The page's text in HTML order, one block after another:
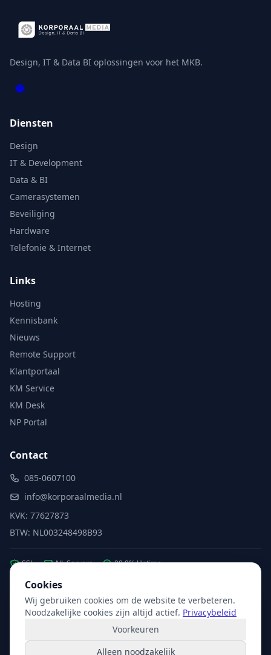
Design, IT & Data BI oplossingen voor het MKB.
Diensten
Design
IT & Development
Data & BI
Camerasystemen
Beveiliging
Hardware
Telefonie & Internet
Links
Hosting
Kennisbank
Nieuws
Remote Support
Klantportaal
KM Service
KM Desk
NP Portal
Contact
085-0607100
info@korporaalmedia.nl
KVK: 77627873
BTW: NL003248498B93
SSL NL Servers 99.9% Uptime
Partner van: Microsoft·X2com Hikvision
© 2026 Korporaal Media. Alle rechten voorbehouden.
Cookies
Wij gebruiken cookies om de website te verbeteren.
Noodzakelijke cookies zijn altijd actief. Privacybeleid
Voorkeuren
Alleen noodzakelijk